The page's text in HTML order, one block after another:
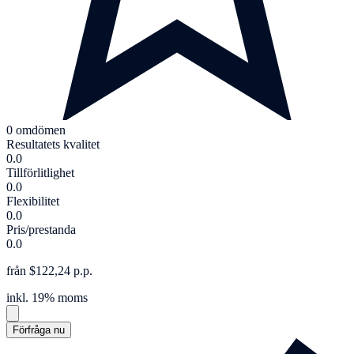
0 omdömen
Resultatets kvalitet
0.0
Tillförlitlighet
0.0
Flexibilitet
0.0
Pris/prestanda
0.0
från $122,24 p.p.
inkl. 19% moms
Förfråga nu